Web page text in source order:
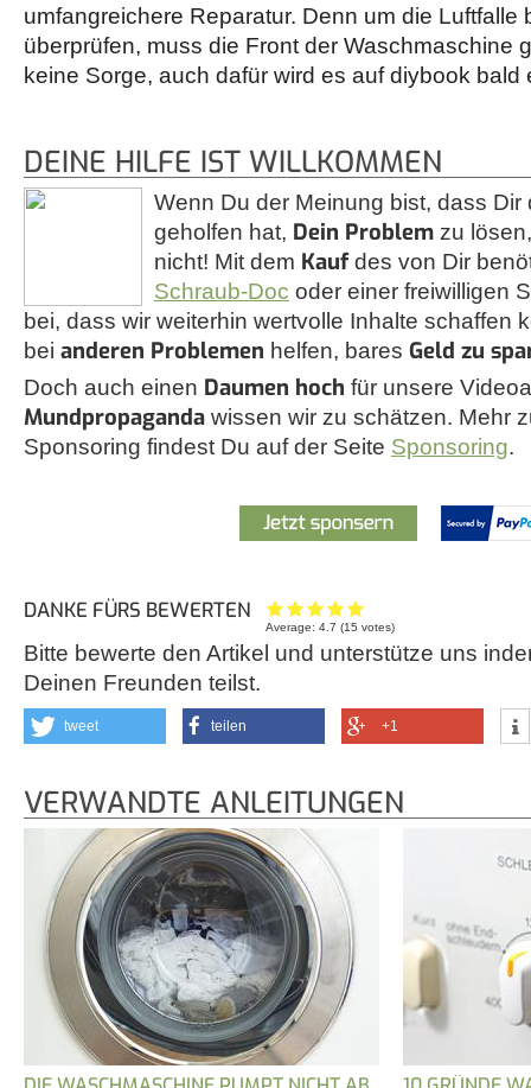
umfangreichere Reparatur. Denn um die Luftfalle
überprüfen, muss die Front der Waschmaschine
keine Sorge, auch dafür wird es auf diybook bald
DEINE HILFE IST WILLKOMMEN
Wenn Du der Meinung bist, dass Dir
geholfen hat, Dein Problem zu
nicht! Mit dem Kauf des von Dir
Schraub-Doc oder einer freiwilligen
bei, dass wir weiterhin wertvolle Inhalte schaffen
bei anderen Problemen helfen, bares Geld zu
Doch auch einen Daumen hoch für unsere
Mundpropaganda wissen wir zu schätzen. Mehr
Sponsoring findest Du auf der Seite Sponsoring.
DANKE FÜRS BEWERTEN
Average:4.7 (15 votes)
Bitte bewerte den Artikel und unterstütze uns
Deinen Freunden teilst.
tweet teilen +1
VERWANDTE ANLEITUNGEN